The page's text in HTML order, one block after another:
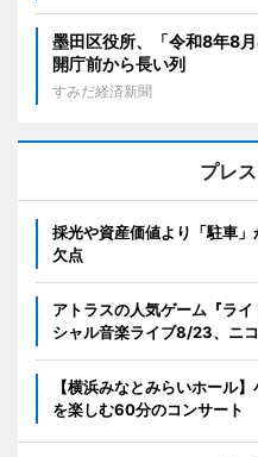
墨田区役所、「令和8年8
開庁前から長い列
すみだ経済新聞
プレ
採光や資産価値より「駐車
欠点
アトラスの人気ゲーム『ラ
シャル音楽ライブ8/23、ニ
【横浜みなとみらいホール
を楽しむ60分のコンサート